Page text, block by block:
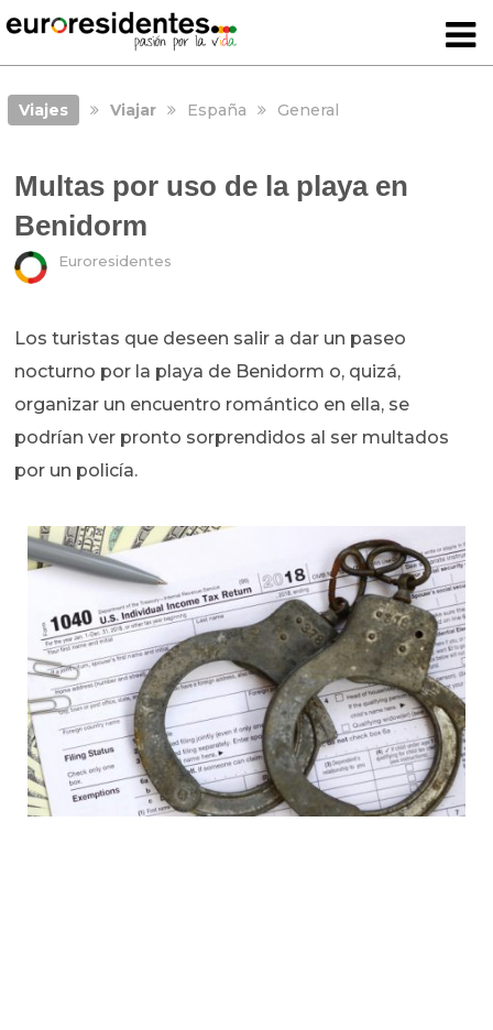
Viajes Viajar España General
Multas por uso de la playa en
Benidorm
Euroresidentes
Los turistas que deseen salir a dar un paseo
nocturno por la playa de Benidorm o, quizá,
organizar un encuentro romántico en ella, se
podrían ver pronto sorprendidos al ser multados
por un policía.